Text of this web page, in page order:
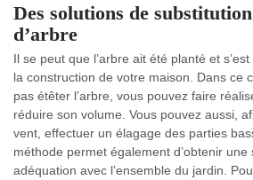
Des solutions de substitution
d’arbre
Il se peut que l’arbre ait été planté et
la construction de votre maison. Dans ce
pas étêter l’arbre, vous pouvez faire
réduire son volume. Vous pouvez aussi,
vent, effectuer un élagage des parties
méthode permet également d’obtenir une
adéquation avec l’ensemble du jardin.